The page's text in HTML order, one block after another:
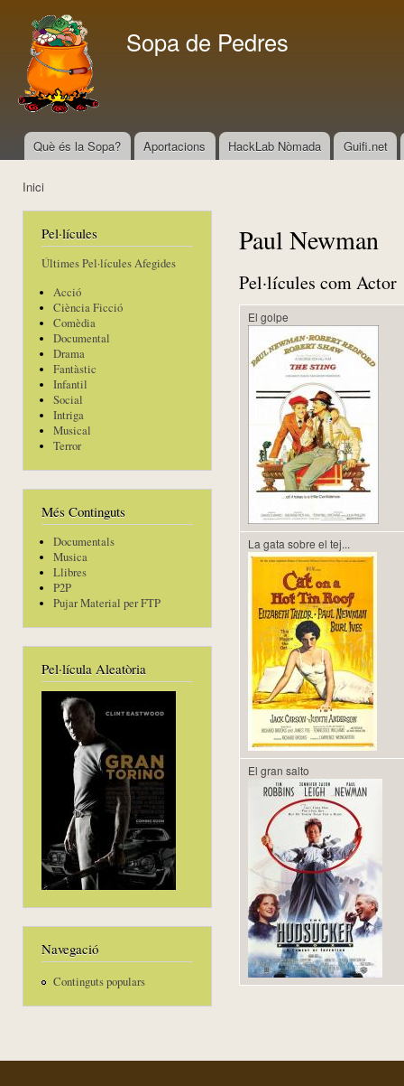
Sopa de Pedres
Menú principal
Què és la Sopa? Aportacions HackLab Nòmada Guifi.net
Inici
Pel·lícules
Últimes Pel·lícules Afegides
Acció
Ciència Ficció
Comèdia
Documental
Drama
Fantàstic
Infantil
Social
Intriga
Musical
Terror
Més Continguts
Documentals
Musica
Llibres
P2P
Pujar Material per FTP
Pel·lícula Aleatòria
Navegació
Continguts populars
Paul Newman
Pel·lícules com Actor
El golpe
La gata sobre el tej...
El gran salto